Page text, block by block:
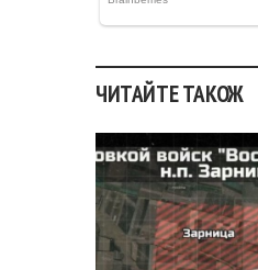
ЧИТАЙТЕ ТАКОЖ